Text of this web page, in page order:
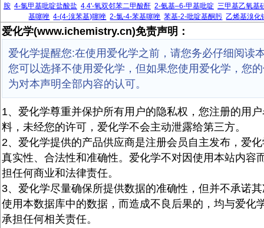
胺 4-氯甲基吡啶盐酸盐 4,4'-氧双邻苯二甲酸酐 2-氨基–6-甲基吡啶 三甲基乙氧基
基噻唑 4-(4-溴苯基)噻唑 2-氯-4-苯基噻唑 苯基-2-吡啶基酮肟 乙烯基溴化
爱化学(www.ichemistry.cn)免责声明：
爱化学提醒您:在使用爱化学之前，请您务必仔细阅读
您可以选择不使用爱化学，但如果您使用爱化学，您
为对本声明全部内容的认可。
1、爱化学尊重并保护所有用户的隐私权，您注册的用
料，未经您的许可，爱化学不会主动泄露给第三方。
2、爱化学提供的产品供应商是注册会员自主发布，爱
真实性、合法性和准确性。爱化学不对因使用本站内容
担任何商业和法律责任。
3、爱化学尽量确保所提供数据的准确性，但并不承诺
使用本数据库中的数据，而造成不良后果的，均与爱化
承担任何相关责任。